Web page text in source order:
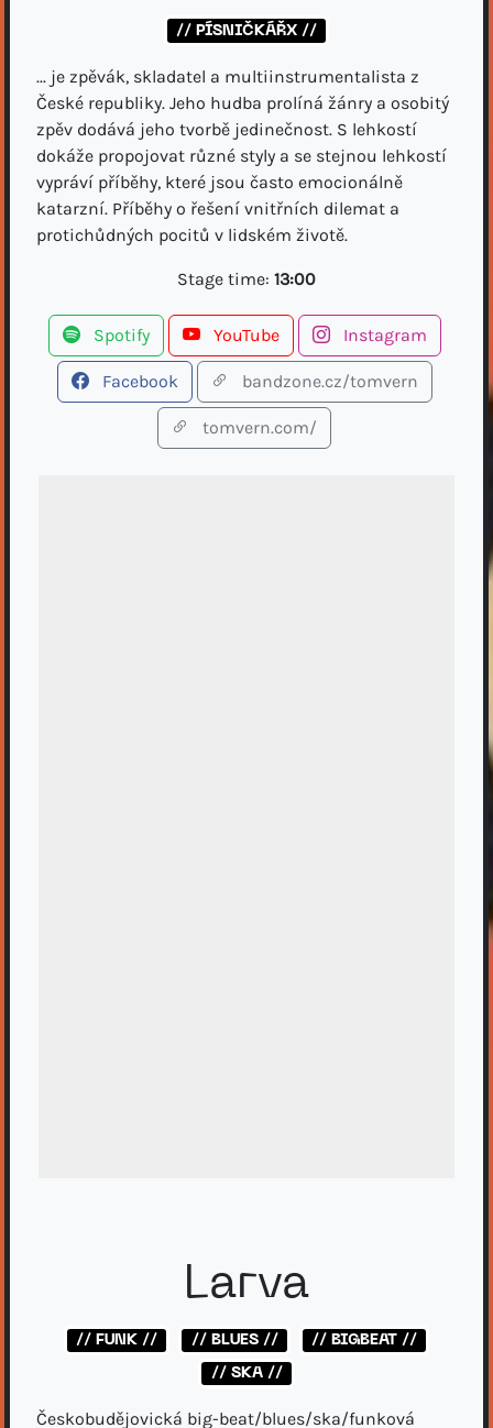
// PÍSNIČKÁŘX //
... je zpěvák, skladatel a multiinstrumentalista z
České republiky. Jeho hudba prolíná žánry a osobitý
zpěv dodává jeho tvorbě jedinečnost. S lehkostí
dokáže propojovat různé styly a se stejnou lehkostí
vypráví příběhy, které jsou často emocionálně
katarzní. Příběhy o řešení vnitřních dilemat a
protichůdných pocitů v lidském životě.
Stage time: 13:00
Spotify YouTube Instagram
Facebook bandzone.cz/tomvern
tomvern.com/
Larva
// FUNK // // BLUES // // BIGBEAT //
// SKA //
Českobudějovická big-beat/blues/ska/funková